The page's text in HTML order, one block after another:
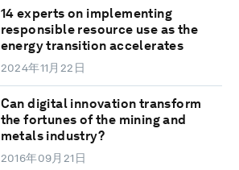
14 experts on implementing
responsible resource use as the
energy transition accelerates
2024年11月22日
Can digital innovation transform
the fortunes of the mining and
metals industry?
2016年09月21日